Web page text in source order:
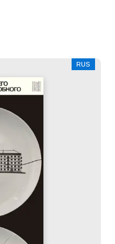
RUS